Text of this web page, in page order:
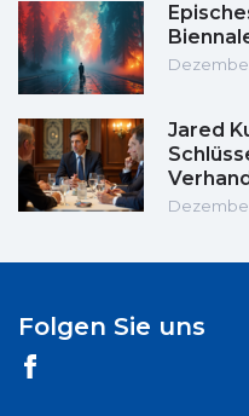
Jared
Folgen Sie uns